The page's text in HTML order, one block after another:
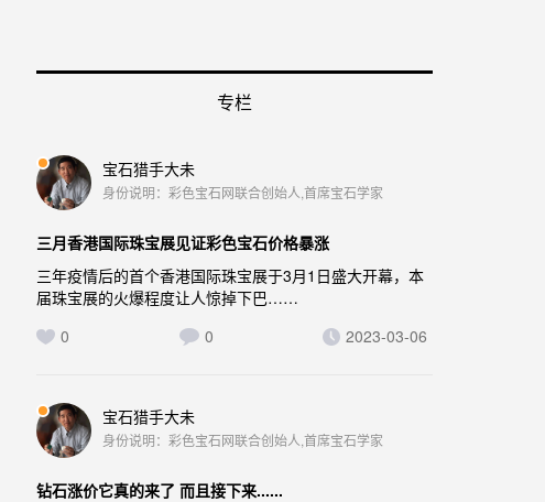
专栏
宝石猎手大未
身份说明：彩色宝石网联合创始人,首席宝石学家
三月香港国际珠宝展见证彩色宝石价格暴涨
三年疫情后的首个香港国际珠宝展于3月1日盛大开幕，本
届珠宝展的火爆程度让人惊掉下巴……
0
0 2023-03-06
宝石猎手大未
身份说明：彩色宝石网联合创始人,首席宝石学家
钻石涨价它真的来了 而且接下来......